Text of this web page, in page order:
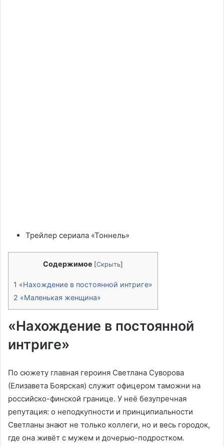
Трейлер сериала «Тоннель»
Содержимое [Скрыть]
1 «Нахождение в постоянной интриге»
2 «Маленькая женщина»
«Нахождение в постоянной
интриге»
По сюжету главная героиня Светлана Суворова
(Елизавета Боярская) служит офицером таможни на
российско-финской границе. У неё безупречная
репутация: о неподкупности и принципиальности
Светланы знают не только коллеги, но и весь городок,
где она живёт с мужем и дочерью-подростком.